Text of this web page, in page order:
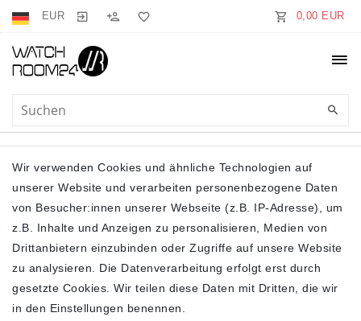
EUR 0,00 EUR
BOWLING BAG
Filter
Wir verwenden Cookies und ähnliche Technologien auf
unserer Website und verarbeiten personenbezogene Daten
von Besucher:innen unserer Webseite (z.B. IP-Adresse), um
z.B. Inhalte und Anzeigen zu personalisieren, Medien von
Drittanbietern einzubinden oder Zugriffe auf unsere Website
zu analysieren. Die Datenverarbeitung erfolgt erst durch
gesetzte Cookies. Wir teilen diese Daten mit Dritten, die wir
in den Einstellungen benennen.